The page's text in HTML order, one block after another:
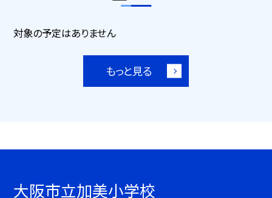
対象の予定はありません
もっと見る
大阪市立加美小学校